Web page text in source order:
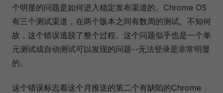
个明显的问题是如何进入稳定发布渠道的。Chrome OS
有三个测试渠道，在两个版本之间有数周的测试。不知何
故，这个错误逃脱了整个过程。这个问题似乎也是一个单
元测试或自动测试可以发现的问题--无法登录是非常明显
的。
这个错误标志着这个月推送的第二个有缺陷的Chrome